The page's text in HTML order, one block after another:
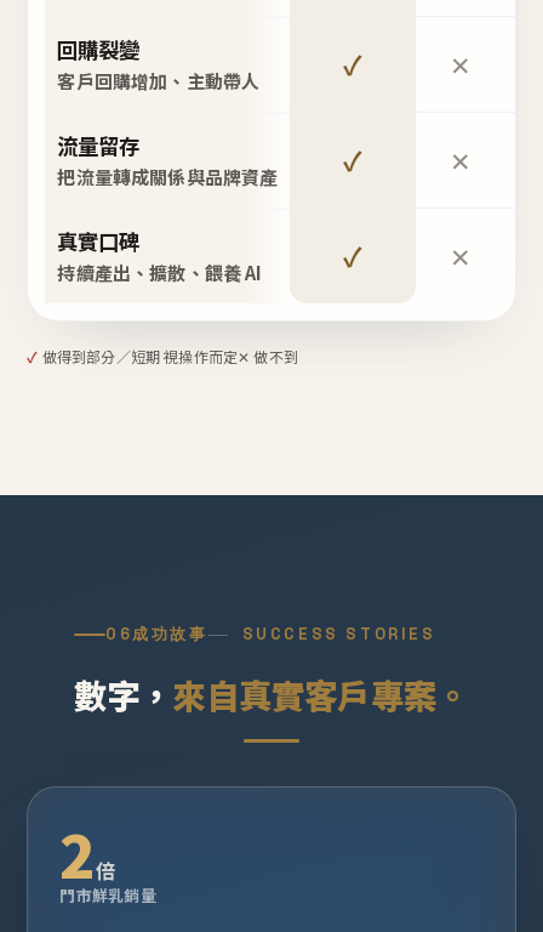
回購裂變
客戶回購增加、主動帶人 ✓ ✕
流量留存
把流量轉成關係與品牌資產 ✓ ✕
真實口碑
持續產出、擴散、餵養 AI ✓ ✕
✓ 做得到部分／短期 視操作而定✕ 做不到
06成功故事 SUCCESS STORIES
數字， 來自真實客戶專案。
2倍
門市鮮乳銷量